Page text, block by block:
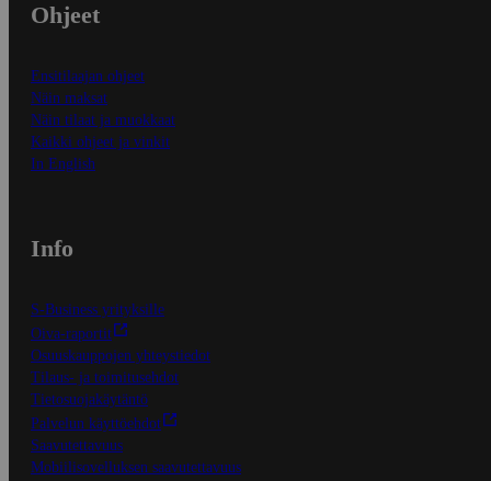
Ohjeet
Ensitilaajan ohjeet
Näin maksat
Näin tilaat ja muokkaat
Kaikki ohjeet ja vinkit
In English
Info
S-Business yrityksille
Oiva-raportit
Osuuskauppojen yhteystiedot
Tilaus- ja toimitusehdot
Tietosuojakäytäntö
Palvelun käyttöehdot
Saavutettavuus
Mobiilisovelluksen saavutettavuus